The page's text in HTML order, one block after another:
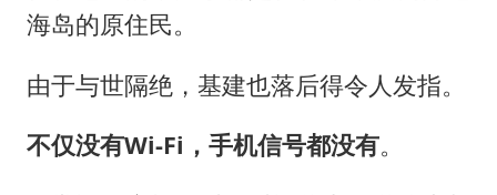
海岛的原住民。
由于与世隔绝，基建也落后得令人发指。
不仅没有Wi-Fi ，手机信号都没有。